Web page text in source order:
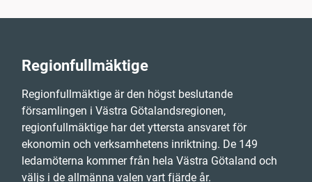
Regionfullmäktige
Regionfullmäktige är den högst beslutande
församlingen i Västra Götalandsregionen,
regionfullmäktige har det yttersta ansvaret för
ekonomin och verksamhetens inriktning. De 149
ledamöterna kommer från hela Västra Götaland och
väljs i de allmänna valen vart fjärde år.